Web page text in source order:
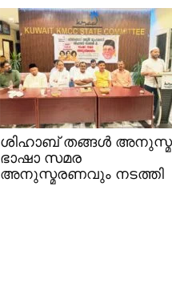
ശിഹാബ് തങ്ങൾ
ഭാഷാ സമര
അനുസ്മരണവും നടത്തി